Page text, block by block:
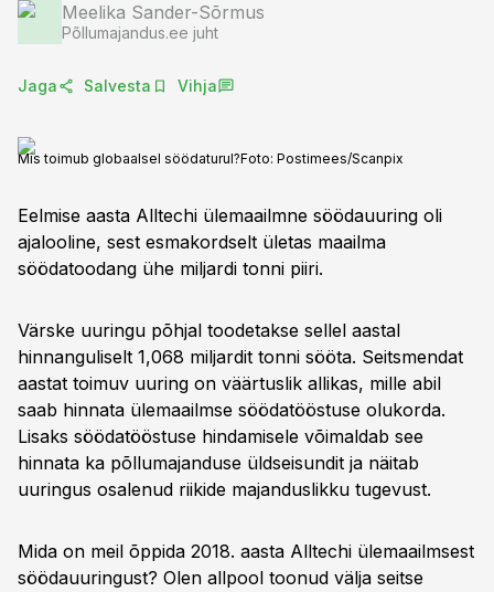
Meelika Sander-Sõrmus
Põllumajandus.ee juht
Jaga Salvesta Vihja
Mis toimub globaalsel söödaturul?Foto: Postimees/Scanpix
Eelmise aasta Alltechi ülemaailmne söödauuring oli
ajalooline, sest esmakordselt ületas maailma
söödatoodang ühe miljardi tonni piiri.
Värske uuringu põhjal toodetakse sellel aastal
hinnanguliselt 1,068 miljardit tonni sööta. Seitsmendat
aastat toimuv uuring on väärtuslik allikas, mille abil
saab hinnata ülemaailmse söödatööstuse olukorda.
Lisaks söödatööstuse hindamisele võimaldab see
hinnata ka põllumajanduse üldseisundit ja näitab
uuringus osalenud riikide majanduslikku tugevust.
Mida on meil õppida 2018. aasta Alltechi ülemaailmsest
söödauuringust? Olen allpool toonud välja seitse